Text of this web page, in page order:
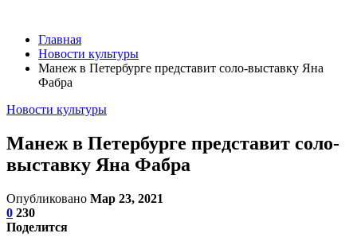
Главная
Новости культуры
Манеж в Петербурге представит соло-выставку Яна
Фабра
Новости культуры
Манеж в Петербурге представит соло-
выставку Яна Фабра
Опубликовано Мар 23, 2021
0 230
Поделится